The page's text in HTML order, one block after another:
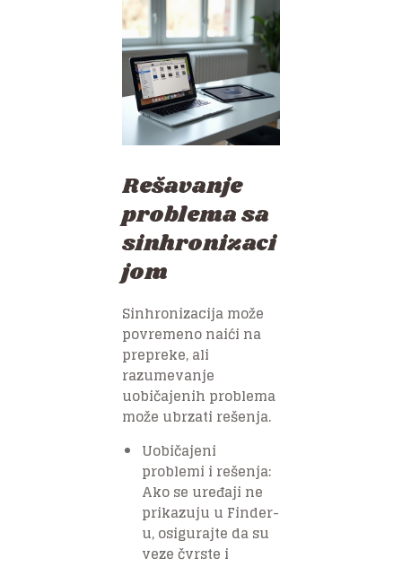
Rešavanje
problema sa
sinhronizaci
jom
Sinhronizacija može
povremeno naići na
prepreke, ali
razumevanje
uobičajenih problema
može ubrzati rešenja.
Uobičajeni
problemi i rešenja:
Ako se uređaji ne
prikazuju u Finder-
u, osigurajte da su
veze čvrste i